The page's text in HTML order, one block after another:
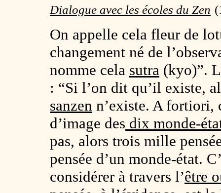
Dialogue avec les écoles du Zen
On appelle cela fleur de
changement né de
nomme cela sutra (kyo)”.
: “Si l’on dit qu’il existe,
sanzen n’existe. A
d’image des dix monde-
pas, alors trois mille
pensée d’un monde-état.
considérer à travers l’être